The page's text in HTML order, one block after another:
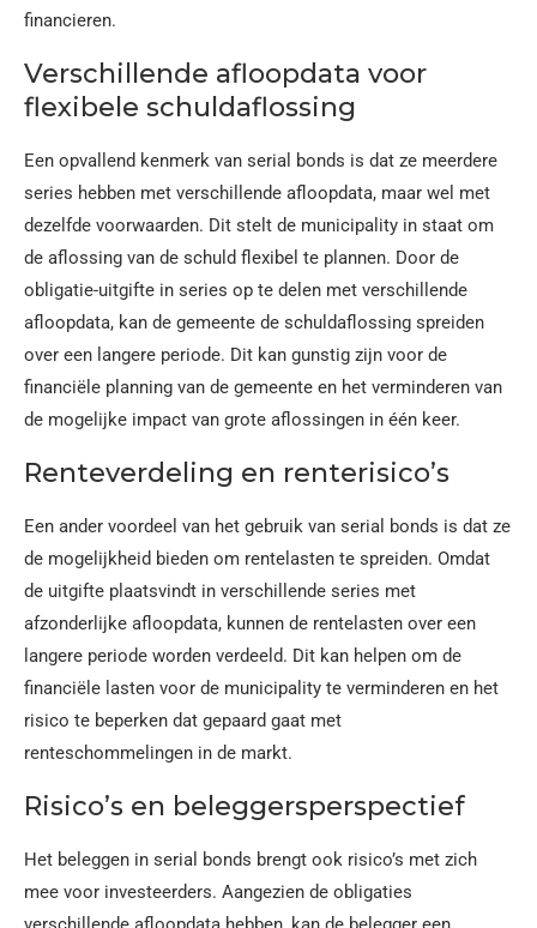
financieren.
Verschillende afloopdata voor
flexibele schuldaflossing
Een opvallend kenmerk van serial bonds is dat ze meerdere
series hebben met verschillende afloopdata, maar wel met
dezelfde voorwaarden. Dit stelt de municipality in staat om
de aflossing van de schuld flexibel te plannen. Door de
obligatie-uitgifte in series op te delen met verschillende
afloopdata, kan de gemeente de schuldaflossing spreiden
over een langere periode. Dit kan gunstig zijn voor de
financiële planning van de gemeente en het verminderen van
de mogelijke impact van grote aflossingen in één keer.
Renteverdeling en renterisico’s
Een ander voordeel van het gebruik van serial bonds is dat ze
de mogelijkheid bieden om rentelasten te spreiden. Omdat
de uitgifte plaatsvindt in verschillende series met
afzonderlijke afloopdata, kunnen de rentelasten over een
langere periode worden verdeeld. Dit kan helpen om de
financiële lasten voor de municipality te verminderen en het
risico te beperken dat gepaard gaat met
renteschommelingen in de markt.
Risico’s en beleggersperspectief
Het beleggen in serial bonds brengt ook risico’s met zich
mee voor investeerders. Aangezien de obligaties